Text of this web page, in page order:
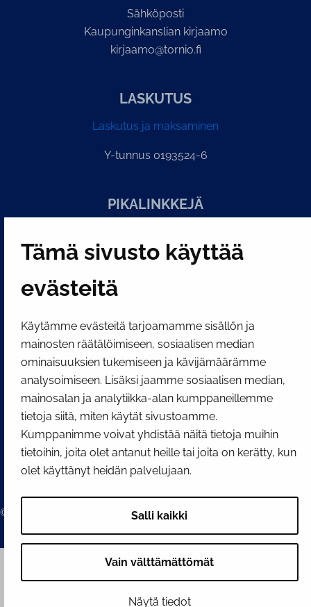
Tämä sivusto käyttää
evästeitä
Käytämme evästeitä tarjoamamme sisällön ja
mainosten räätälöimiseen, sosiaalisen median
ominaisuuksien tukemiseen ja kävijämäärämme
analysoimiseen. Lisäksi jaamme sosiaalisen median,
mainosalan ja analytiikka-alan kumppaneillemme
tietoja siitä, miten käytät sivustoamme.
Kumppanimme voivat yhdistää näitä tietoja muihin
tietoihin, joita olet antanut heille tai joita on kerätty, kun
olet käyttänyt heidän palvelujaan.
Salli kaikki
Vain välttämättömät
Näytä tiedot
Sähköposti
Kaupunginkanslian kirjaamo
kirjaamo@tornio.fi
LASKUTUS
Laskutus ja maksaminen
Y-tunnus 0193524-6
PI­KA­LINK­KE­JÄ
Näytä evästeasetukseni
SOSIAALINEN MEDIA
© 2026 Tornion kaupunki